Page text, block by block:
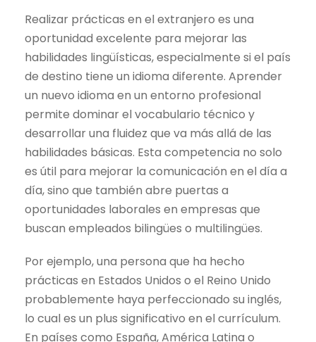
Realizar prácticas en el extranjero es una
oportunidad excelente para mejorar las
habilidades lingüísticas, especialmente si el país
de destino tiene un idioma diferente. Aprender
un nuevo idioma en un entorno profesional
permite dominar el vocabulario técnico y
desarrollar una fluidez que va más allá de las
habilidades básicas. Esta competencia no solo
es útil para mejorar la comunicación en el día a
día, sino que también abre puertas a
oportunidades laborales en empresas que
buscan empleados bilingües o multilingües.
Por ejemplo, una persona que ha hecho
prácticas en Estados Unidos o el Reino Unido
probablemente haya perfeccionado su inglés,
lo cual es un plus significativo en el currículum.
En países como España, América Latina o